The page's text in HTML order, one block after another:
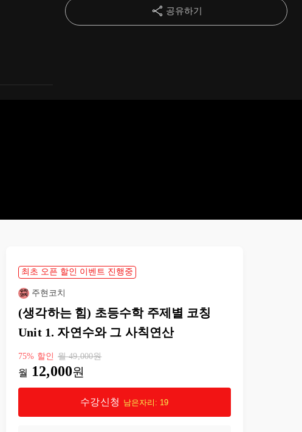
05:57
25강
26강
공유하기
최초 오픈 할인 이벤트 진행중
주현코치
(생각하는 힘) 초등수학 주제별 코칭
Unit 1. 자연수와 그 사칙연산
75% 할인 월49,000원
월 12,000원
수강신청 남은자리: 19